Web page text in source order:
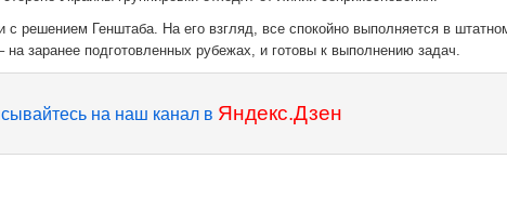
с решением Генштаба. На его взгляд, все спокойно выполняется в
заранее подготовленных рубежах, и готовы к выполнению задач.
на наш канал в Яндекс.Дзен